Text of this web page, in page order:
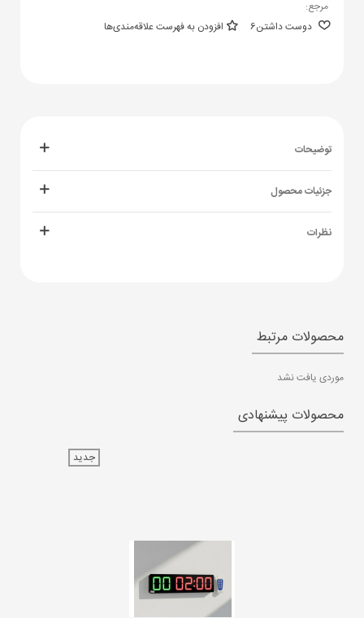
مرجع:
دوست داشتن6 افزودن به فهرست علاقه‌مندی‌ها
توضیحات
جزئیات محصول
نظرات
محصولات مرتبط
موردی یافت نشد
محصولات پیشنهادی
جدید